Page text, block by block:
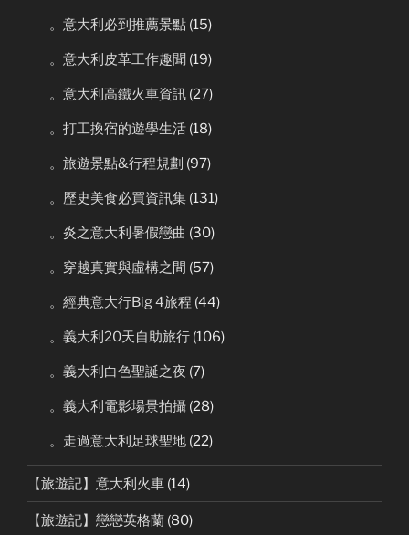
。意大利必到推薦景點 (15)
。意大利皮革工作趣聞 (19)
。意大利高鐵火車資訊 (27)
。打工換宿的遊學生活 (18)
。旅遊景點&行程規劃 (97)
。歷史美食必買資訊集 (131)
。炎之意大利暑假戀曲 (30)
。穿越真實與虛構之間 (57)
。經典意大行Big 4旅程 (44)
。義大利20天自助旅行 (106)
。義大利白色聖誕之夜 (7)
。義大利電影場景拍攝 (28)
。走過意大利足球聖地 (22)
【旅遊記】意大利火車 (14)
【旅遊記】戀戀英格蘭 (80)